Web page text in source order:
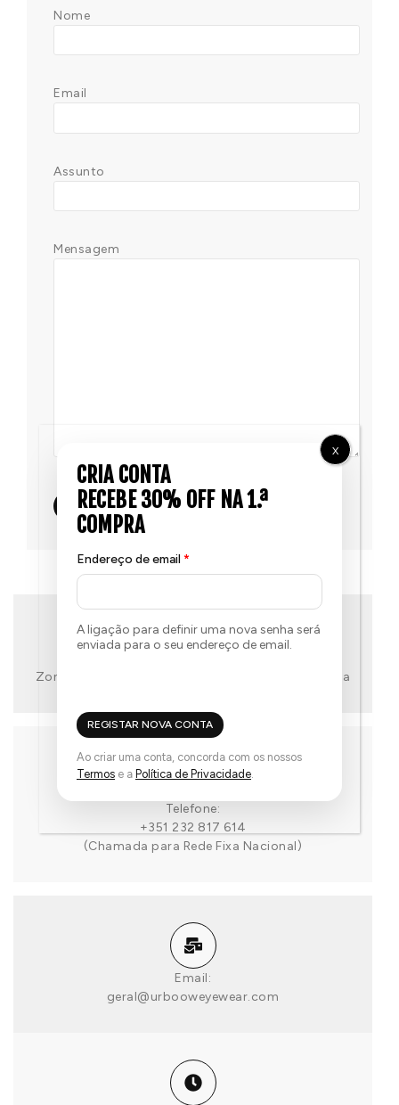
Nome
Email
Assunto
Mensagem
Zona Industrial da Adiça Lote 5, 3460-321, Tondela
Telefone:
+351 232 817 614
(Chamada para Rede Fixa Nacional)
Email:
geral@urbooweyewear.com
Endereço de email *
A ligação para definir uma nova senha será
enviada para o seu endereço de email.
REGISTAR NOVA CONTA
Ao criar uma conta, concorda com os nossos
Termos e a Política de Privacidade.
X